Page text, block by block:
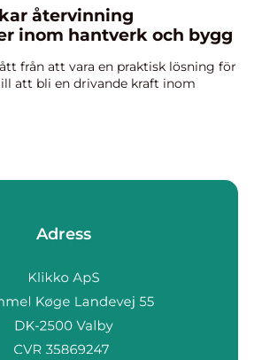
återvinning
inom hantverk och bygg
från att vara en praktisk lösning för
att bli en drivande kraft inom
Adress